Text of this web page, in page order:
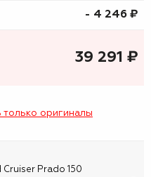
- 4 246 ₷
39 291 ₷
только оригиналы
Prado 150